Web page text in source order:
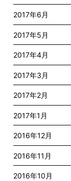
2017年6月
2017年5月
2017年4月
2017年3月
2017年2月
2017年1月
2016年12月
2016年11月
2016年10月